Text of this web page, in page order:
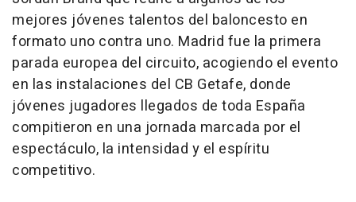
mejores jóvenes talentos del baloncesto en
formato uno contra uno. Madrid fue la primera
parada europea del circuito, acogiendo el evento
en las instalaciones del CB Getafe, donde
jóvenes jugadores llegados de toda España
compitieron en una jornada marcada por el
espectáculo, la intensidad y el espíritu
competitivo.